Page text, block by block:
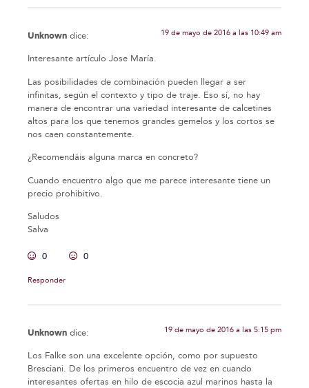
Unknown dice: 19 de mayo de 2016 a las 10:49 am
Interesante artículo Jose María.
Las posibilidades de combinación pueden llegar a ser
infinitas, según el contexto y tipo de traje. Eso sí, no hay
manera de encontrar una variedad interesante de calcetines
altos para los que tenemos grandes gemelos y los cortos se
nos caen constantemente.
¿Recomendáis alguna marca en concreto?
Cuando encuentro algo que me parece interesante tiene un
precio prohibitivo.
Saludos
Salva
0 0
Responder
Unknown dice: 19 de mayo de 2016 a las 5:15 pm
Los Falke son una excelente opción, como por supuesto
Bresciani. De los primeros encuentro de vez en cuando
interesantes ofertas en hilo de escocia azul marinos hasta la